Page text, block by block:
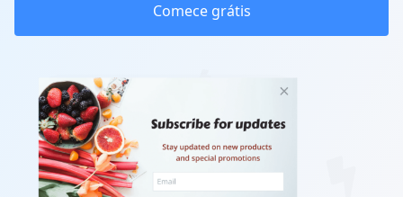
Comece grátis